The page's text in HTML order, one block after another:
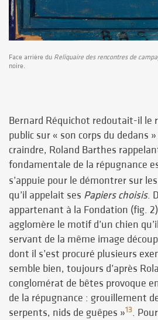
Face arrière du Reliquaire des rencontres de
noire.
Bernard Réquichot redoutait-il le
public sur « son corps du dedans
craindre, Roland Barthes
fondamentale de la répugnance
s’appuie pour le démontrer sur
qu’il appelait ses Papiers choisis.
appartenant à la Fondation (fig.
agglomère le motif d’un chien
servant de la même image
dont il s’est procuré plusieurs
semble bien, toujours d’après
conglomérat de bêtes provoque
de la répugnance : grouillement
serpents, nids de guêpes »13.